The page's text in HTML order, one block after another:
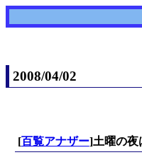
2008/04/02
[百覧アナザー]土曜の夜